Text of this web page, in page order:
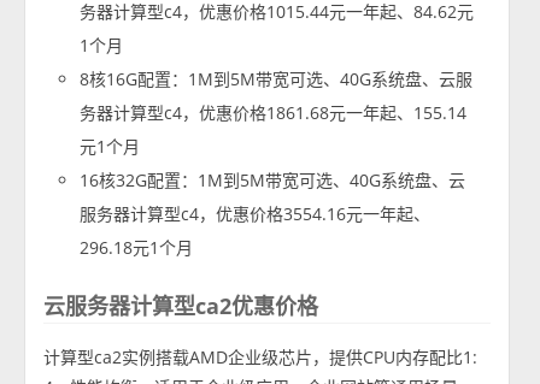
务器计算型c4，优惠价格1015.44元一年起、84.62元
1个月
8核16G配置：1M到5M带宽可选、40G系统盘、云服
务器计算型c4，优惠价格1861.68元一年起、155.14
元1个月
16核32G配置：1M到5M带宽可选、40G系统盘、云
服务器计算型c4，优惠价格3554.16元一年起、
296.18元1个月
云服务器计算型ca2优惠价格
计算型ca2实例搭载AMD企业级芯片，提供CPU内存配比1: